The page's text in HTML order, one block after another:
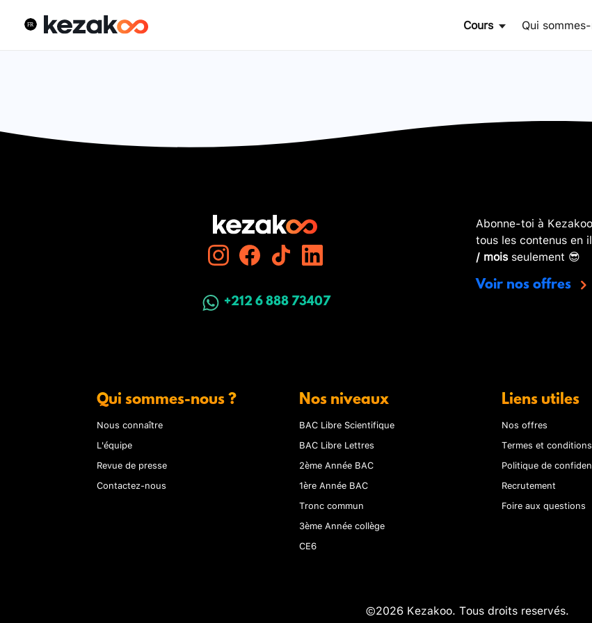
Cours Qui
+212 6 888 73407
Abonne-toi à
tous les contenus en
/ moisseulement 😎
Voir nos offres
Qui sommes-nous ?
Nous connaître
L'équipe
Revue de presse
Contactez-nous
Nos niveaux
BAC Libre Scientifique
BAC Libre Lettres
2ème Année BAC
1ère Année BAC
Tronc commun
3ème Année collège
CE6
Liens utiles
Nos offres
Termes et conditions
Politique de
Recrutement
Foire aux questions
©2026 Kezakoo. Tous droits reservés.